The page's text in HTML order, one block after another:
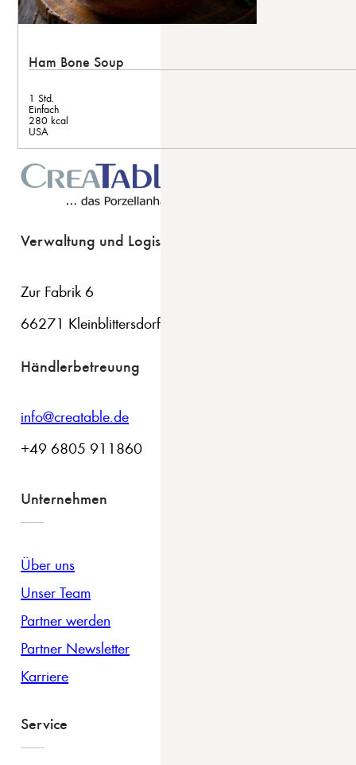
Ham Bone Soup
1 Std.
Einfach
280 kcal
USA
Verwaltung und Logistik
Zur Fabrik 6
66271 Kleinblittersdorf
Händlerbetreuung
info@creatable.de
+49 6805 911860
Unternehmen
Über uns
Unser Team
Partner werden
Partner Newsletter
Karriere
Service